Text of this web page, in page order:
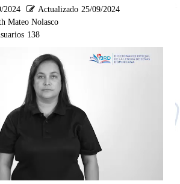
2024 Actualizado 25/09/2024
Mateo Nolasco
138